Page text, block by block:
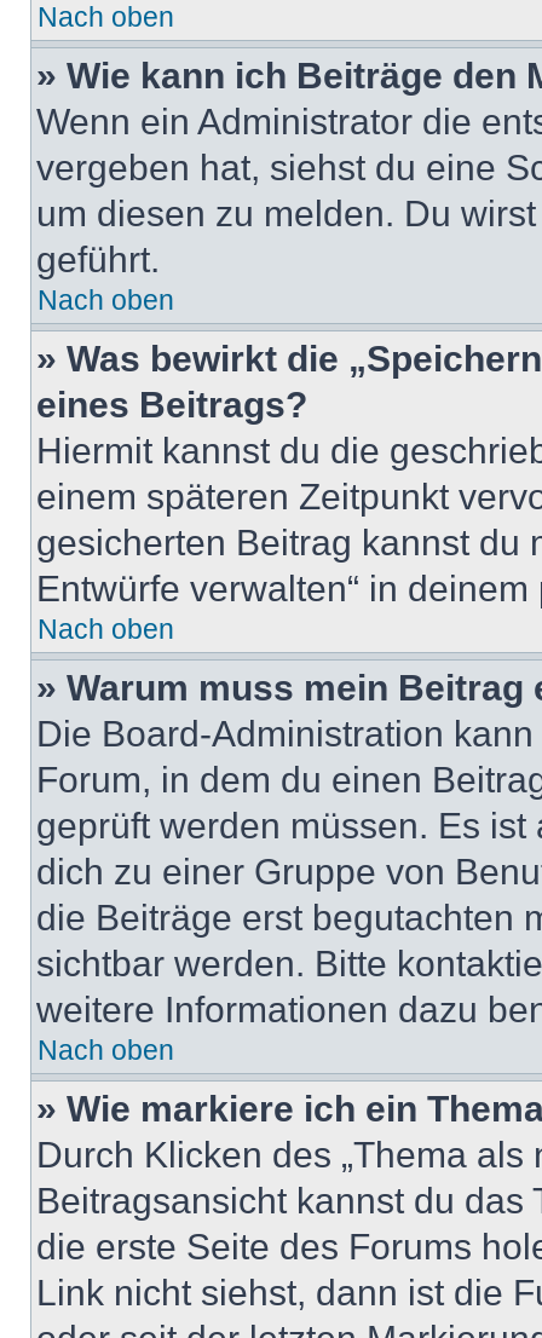
Nach oben
» Wie kann ich Beiträge den
Wenn ein Administrator die
vergeben hat, siehst du eine
um diesen zu melden. Du
geführt.
Nach oben
» Was bewirkt die
eines Beitrags?
Hiermit kannst du die
einem späteren Zeitpunkt
gesicherten Beitrag kannst du
Entwürfe verwalten“ in
Nach oben
» Warum muss mein
Die Board-Administration
Forum, in dem du einen
geprüft werden müssen. Es
dich zu einer Gruppe von
die Beiträge erst begutachten
sichtbar werden. Bitte
weitere Informationen dazu
Nach oben
» Wie markiere ich ein
Durch Klicken des „Thema
Beitragsansicht kannst du
die erste Seite des Forums
Link nicht siehst, dann ist die